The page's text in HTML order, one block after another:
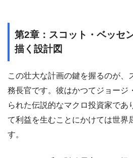
第2章：スコット・ベッセ
描く設計図
この壮大な計画の鍵を握るのが、
務長官です。彼はかつてジョージ
られた伝説的なマクロ投資家であ
て利益を生むことにかけては世界
す。